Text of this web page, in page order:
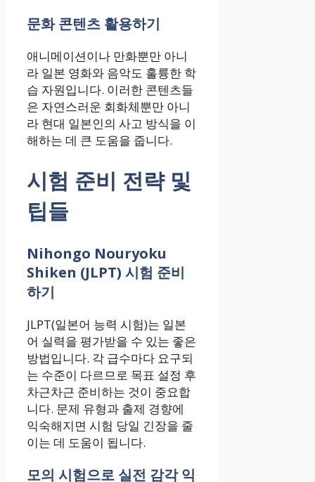
문화 콘텐츠 활용하기
애니메이션이나 만화뿐만 아니
라 일본 영화와 음악도 훌륭한 학
습 자원입니다. 이러한 콘텐츠들
은 자연스러운 회화체뿐만 아니
라 현대 일본인의 사고 방식을 이
해하는 데 큰 도움을 줍니다.
시험 준비 전략 및
팁들
Nihongo Nouryoku
Shiken (JLPT) 시험 준비
하기
JLPT(일본어 능력 시험)는 일본
어 실력을 평가받을 수 있는 좋은
방법입니다. 각 급수마다 요구되
는 수준이 다르므로 목표 설정 후
차근차근 준비하는 것이 중요합
니다. 문제 유형과 출제 경향에
익숙해지면 시험 당일 긴장을 줄
이는 데 도움이 됩니다.
모의 시험으로 실전 감각 익